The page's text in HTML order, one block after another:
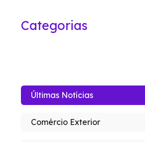
Categorias
Últimas Notícias
Comércio Exterior